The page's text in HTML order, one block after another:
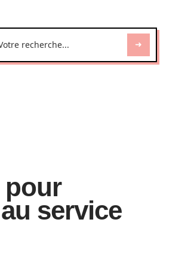
pour
service